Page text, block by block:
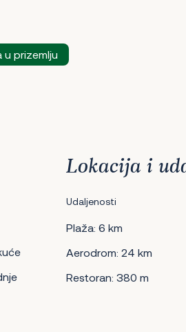
u prizemlju
Lokacija i
Udaljenosti
Plaža: 6 km
Aerodrom: 24 km
Restoran: 380 m